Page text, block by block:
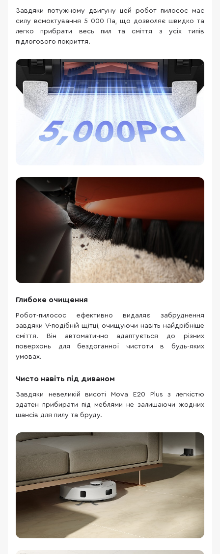
Завдяки потужному двигуну цей робот пилосос має
силу всмоктування 5 000 Па, що дозволяє швидко та
легко прибрати весь пил та сміття з усіх типів
підлогового покриття.
Глибоке очищення
Робот-пилосос ефективно видаляє забруднення
завдяки V-подібній щітці, очищуючи навіть найдрібніше
сміття. Він автоматично адаптується до різних
поверхонь для бездоганної чистоти в будь-яких
умовах.
Чисто навіть під диваном
Завдяки невеликій висоті Mova E20 Plus з легкістю
здатен прибирати під меблями не залишаючи жодних
шансів для пилу та бруду.